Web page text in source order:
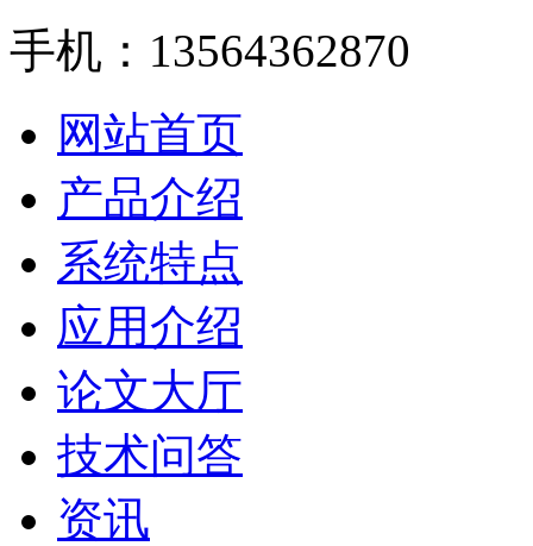
手机：13564362870
网站首页
产品介绍
系统特点
应用介绍
论文大厅
技术问答
资讯